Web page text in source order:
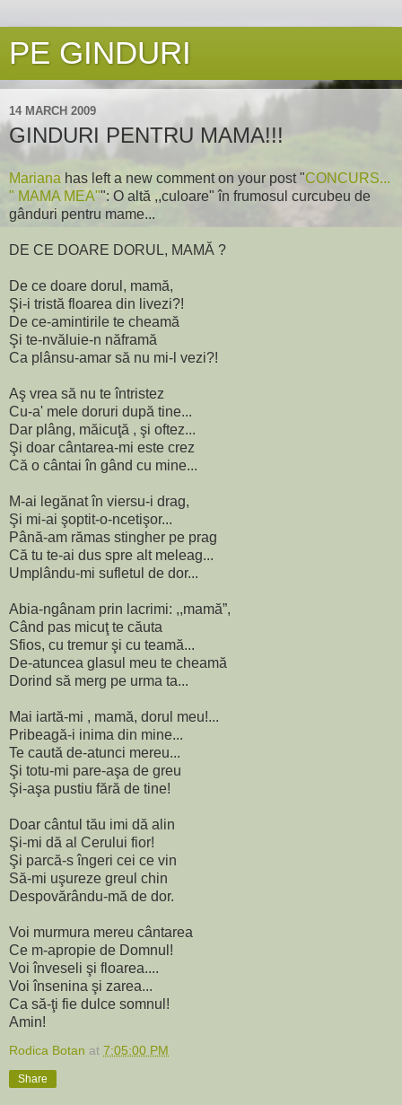
PE GINDURI
14 MARCH 2009
GINDURI PENTRU MAMA!!!
Mariana has left a new comment on your post "CONCURS...
" MAMA MEA"": O altă ,,culoare" în frumosul curcubeu de
gânduri pentru mame...
DE CE DOARE DORUL, MAMĂ ?
De ce doare dorul, mamă,
Şi-i tristă floarea din livezi?!
De ce-amintirile te cheamă
Şi te-nvăluie-n năframă
Ca plânsu-amar să nu mi-l vezi?!
Aş vrea să nu te întristez
Cu-a' mele doruri după tine...
Dar plâng, măicuţă , şi oftez...
Şi doar cântarea-mi este crez
Că o cântai în gând cu mine...
M-ai legănat în viersu-i drag,
Şi mi-ai şoptit-o-ncetişor...
Până-am rămas stingher pe prag
Că tu te-ai dus spre alt meleag...
Umplându-mi sufletul de dor...
Abia-ngânam prin lacrimi: ,,mamă”,
Când pas micuţ te căuta
Sfios, cu tremur şi cu teamă...
De-atuncea glasul meu te cheamă
Dorind să merg pe urma ta...
Mai iartă-mi , mamă, dorul meu!...
Pribeagă-i inima din mine...
Te caută de-atunci mereu...
Şi totu-mi pare-aşa de greu
Şi-aşa pustiu fără de tine!
Doar cântul tău imi dă alin
Şi-mi dă al Cerului fior!
Şi parcă-s îngeri cei ce vin
Să-mi uşureze greul chin
Despovărându-mă de dor.
Voi murmura mereu cântarea
Ce m-apropie de Domnul!
Voi înveseli şi floarea....
Voi însenina şi zarea...
Ca să-ţi fie dulce somnul!
Amin!
Rodica Botan at 7:05:00 PM
Share